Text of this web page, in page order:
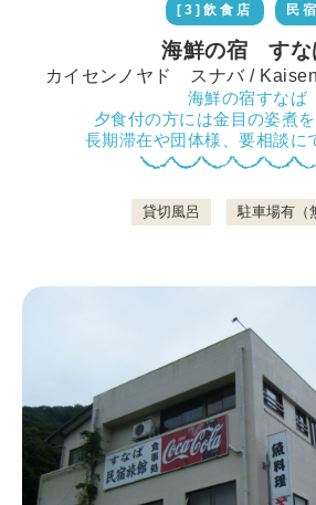
鴨川について
レンタサイクル
[3]飲食店 民宿
海鮮の宿 すな
カイセンノヤド スナバ /
海鮮の宿すなば
夕食付の方には金目の姿煮
長期滞在や団体様、要相談に
貸切風呂 駐車場有（